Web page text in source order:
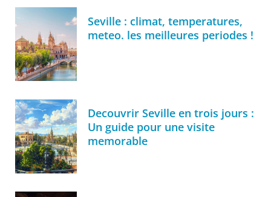
Seville : climat, temperatures,
meteo. les meilleures periodes !
Decouvrir Seville en trois jours :
Un guide pour une visite
memorable